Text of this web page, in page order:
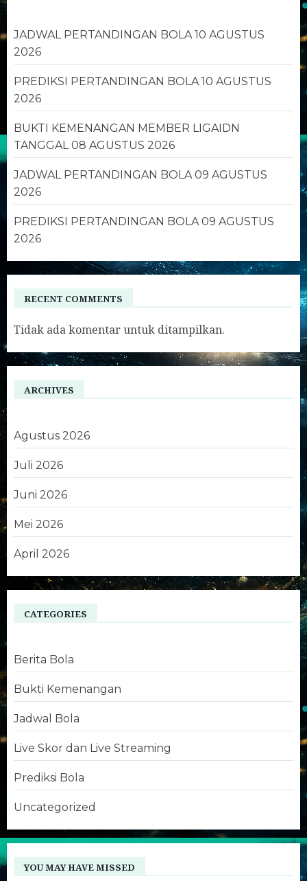
JADWAL PERTANDINGAN BOLA 10 AGUSTUS
2026
PREDIKSI PERTANDINGAN BOLA 10 AGUSTUS
2026
BUKTI KEMENANGAN MEMBER LIGAIDN
TANGGAL 08 AGUSTUS 2026
JADWAL PERTANDINGAN BOLA 09 AGUSTUS
2026
PREDIKSI PERTANDINGAN BOLA 09 AGUSTUS
2026
RECENT COMMENTS
Tidak ada komentar untuk ditampilkan.
ARCHIVES
Agustus 2026
Juli 2026
Juni 2026
Mei 2026
April 2026
CATEGORIES
Berita Bola
Bukti Kemenangan
Jadwal Bola
Live Skor dan Live Streaming
Prediksi Bola
Uncategorized
YOU MAY HAVE MISSED